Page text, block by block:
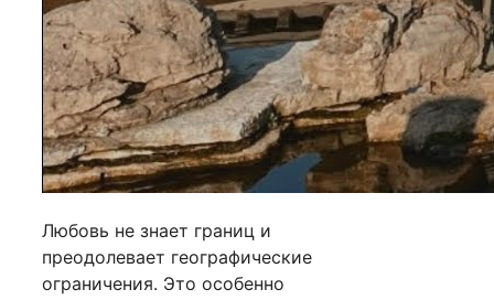
Любовь не знает границ и
преодолевает географические
ограничения. Это особенно